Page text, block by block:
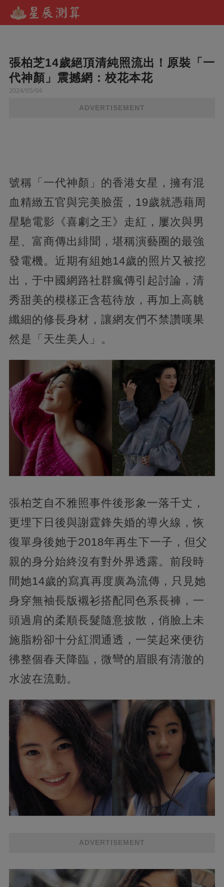
張柏芝14歲絕頂清純照流出！原裝「一
代神顏」震撼網：校花本花
2024/05/04
ADVERTISEMENT
號稱「一代神顏」的香港女星，擁有混
血精緻五官與完美臉蛋，19歲就憑藉周
星馳電影《喜劇之王》走紅，屢次與男
星、富商傳出緋聞，堪稱演藝圈的最強
發電機。近期有組她14歲的照片又被挖
出，于中國網路社群瘋傳引起討論，清
秀甜美的模樣正含苞待放，再加上高䠷
纖細的修長身材，讓網友們不禁讚嘆果
然是「天生美人」。
張柏芝自不雅照事件後形象一落千丈，
更埋下日後與謝霆鋒失婚的導火線，恢
復單身後她于2018年再生下一子，但父
親的身分始終沒有對外界透露。前段時
間她14歲的寫真再度廣為流傳，只見她
身穿無袖長版襯衫搭配同色系長褲，一
頭過肩的柔順長髮隨意披散，俏臉上未
施脂粉卻十分紅潤通透，一笑起來便彷
彿整個春天降臨，微彎的眉眼有清澈的
水波在流動。
ADVERTISEMENT